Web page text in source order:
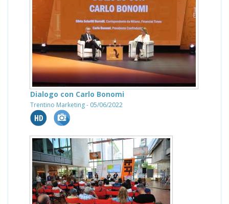
Dialogo con Carlo Bonomi
Trentino Marketing - 05/06/2022